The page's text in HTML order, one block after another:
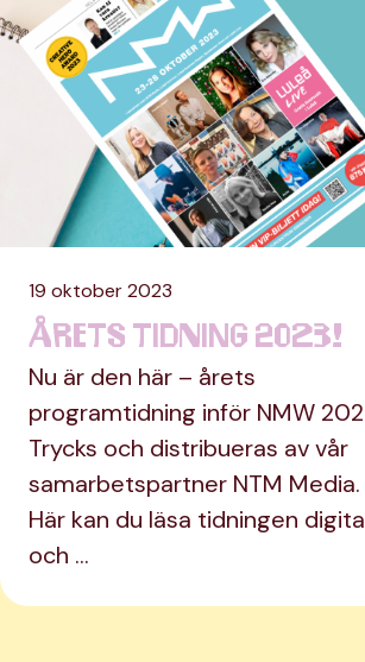
19 oktober 2023
Årets tidning 2023!
Nu är den här – årets
programtidning inför NMW
Trycks och distribueras av vår
samarbetspartner NTM Media.
Här kan du läsa tidningen
och …